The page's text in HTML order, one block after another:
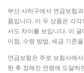
부산 사하구에서 연금보험
품입니다. 이 두 상품은 각
서도 차이를 보입니다. 이
이점, 수령 방법, 세금 기준
연금보험은 주로 보험사에
한 후 정해진 연령에 도달하